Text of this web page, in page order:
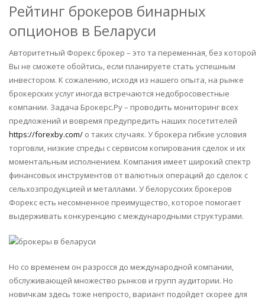
Рейтинг брокеров бинарных
опционов в Беларуси
Авторитетный Форекс брокер – это та переменная, без которой
Вы не сможете обойтись, если планируете стать успешным
инвестором. К сожалению, исходя из нашего опыта, на рынке
брокерских услуг иногда встречаются недобросовестные
компании. Задача Брокерс.Ру – проводить мониторинг всех
предложений и вовремя предупредить наших посетителей
https://forexby.com/ о таких случаях. У брокера гибкие условия
торговли, низкие спреды с сервисом копирования сделок и их
моментальным исполнением. Компания имеет широкий спектр
финансовых инструментов от валютных операций до сделок с
сельхозпродукцией и металлами. У белорусских брокеров
Форекс есть несомненное преимущество, которое помогает
выдерживать конкуренцию с международными структурами.
Но со временем он разросся до международной компании,
обслуживающей множество рынков и групп аудитории. Но
новичкам здесь тоже непросто, вариант подойдет скорее для